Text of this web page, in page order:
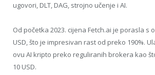
ugovori, DLT, DAG, strojno učenje i AI.
Od početka 2023. cijena Fetch.ai je porasla s
USD, što je impresivan rast od preko 190%.
ovu AI kripto preko reguliranih brokera kao
10 USD.